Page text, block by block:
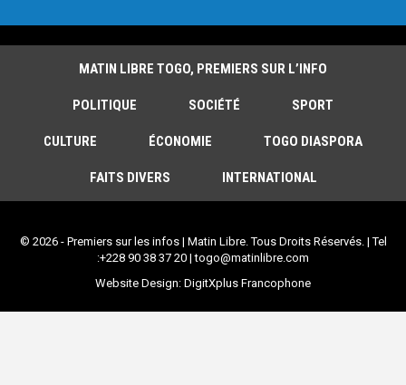
MATIN LIBRE TOGO, PREMIERS SUR L’INFO
POLITIQUE SOCIÉTÉ SPORT
CULTURE ÉCONOMIE TOGO DIASPORA
FAITS DIVERS INTERNATIONAL
© 2026 - Premiers sur les infos | Matin Libre. Tous Droits Réservés. | Tel
:+228 90 38 37 20 | togo@matinlibre.com
Website Design: DigitXplus Francophone